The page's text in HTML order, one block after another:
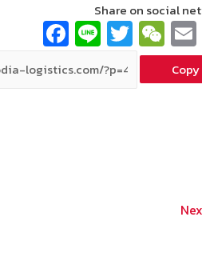
Share on social
Fa
ce
b
Li
n
e
T
wi
tt
W
e
C
Copy